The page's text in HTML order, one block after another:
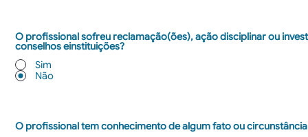
O profissional sofreu reclamação(ões), ação disciplinar ou
conselhos einstituições?
Sim
Não
O profissional tem conhecimento de algum fato ou